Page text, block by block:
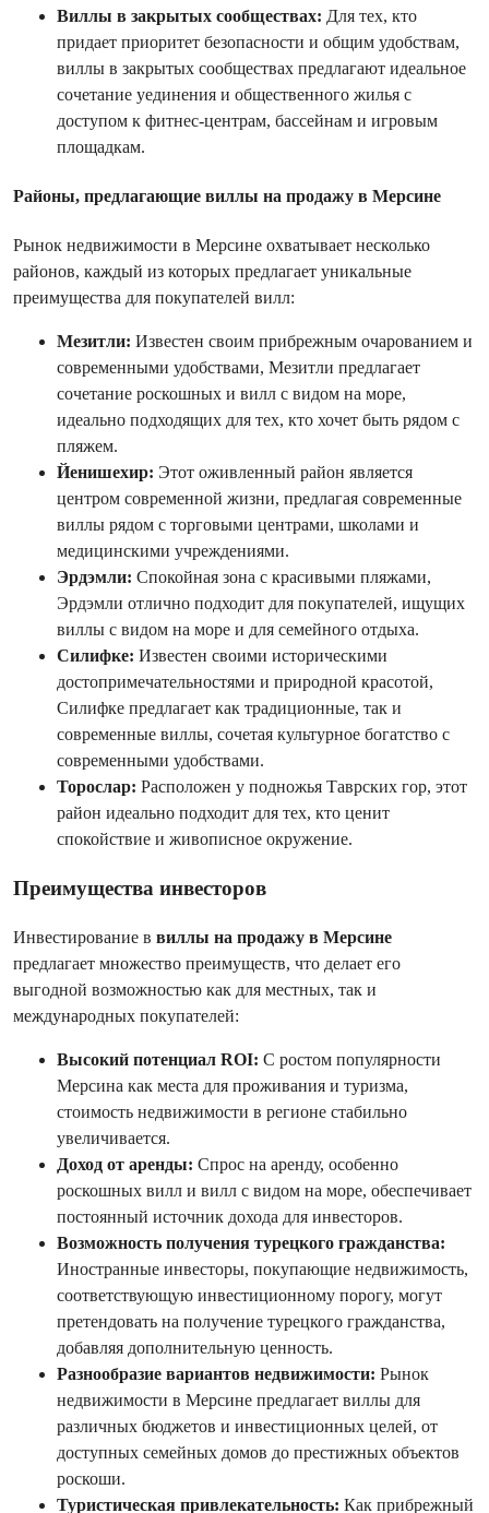
Виллы в закрытых сообществах: Для тех, кто
придает приоритет безопасности и общим удобствам,
виллы в закрытых сообществах предлагают идеальное
сочетание уединения и общественного жилья с
доступом к фитнес-центрам, бассейнам и игровым
площадкам.
Районы, предлагающие виллы на продажу в Мерсине
Рынок недвижимости в Мерсине охватывает несколько
районов, каждый из которых предлагает уникальные
преимущества для покупателей вилл:
Мезитли: Известен своим прибрежным очарованием и
современными удобствами, Мезитли предлагает
сочетание роскошных и вилл с видом на море,
идеально подходящих для тех, кто хочет быть рядом с
пляжем.
Йенишехир: Этот оживленный район является
центром современной жизни, предлагая современные
виллы рядом с торговыми центрами, школами и
медицинскими учреждениями.
Эрдэмли: Спокойная зона с красивыми пляжами,
Эрдэмли отлично подходит для покупателей, ищущих
виллы с видом на море и для семейного отдыха.
Силифке: Известен своими историческими
достопримечательностями и природной красотой,
Силифке предлагает как традиционные, так и
современные виллы, сочетая культурное богатство с
современными удобствами.
Торослар: Расположен у подножья Таврских гор, этот
район идеально подходит для тех, кто ценит
спокойствие и живописное окружение.
Преимущества инвесторов
Инвестирование в виллы на продажу в Мерсине
предлагает множество преимуществ, что делает его
выгодной возможностью как для местных, так и
международных покупателей:
Высокий потенциал ROI: С ростом популярности
Мерсина как места для проживания и туризма,
стоимость недвижимости в регионе стабильно
увеличивается.
Доход от аренды: Спрос на аренду, особенно
роскошных вилл и вилл с видом на море, обеспечивает
постоянный источник дохода для инвесторов.
Возможность получения турецкого гражданства:
Иностранные инвесторы, покупающие недвижимость,
соответствующую инвестиционному порогу, могут
претендовать на получение турецкого гражданства,
добавляя дополнительную ценность.
Разнообразие вариантов недвижимости: Рынок
недвижимости в Мерсине предлагает виллы для
различных бюджетов и инвестиционных целей, от
доступных семейных домов до престижных объектов
роскоши.
Туристическая привлекательность: Как прибрежный